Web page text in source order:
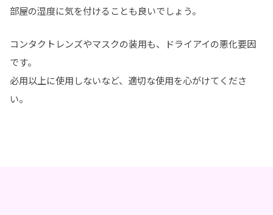
部屋の湿度に気を付けることも良いでしょう。
コンタクトレンズやマスクの装用も、ドライアイの悪化要因
です。
必用以上に使用しないなど、適切な使用を心がけてくださ
い。